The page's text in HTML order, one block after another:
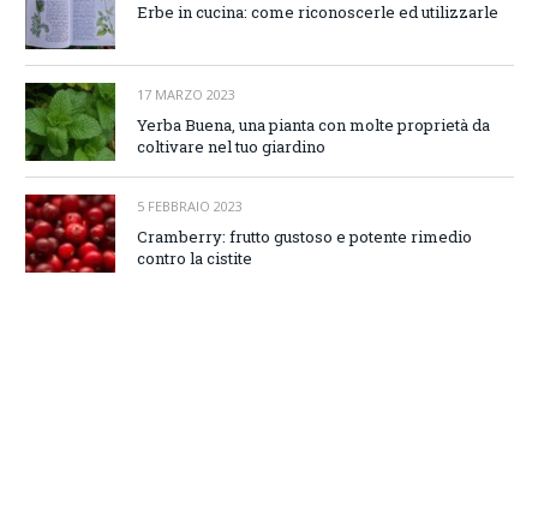
Erbe in cucina: come riconoscerle ed utilizzarle
17 MARZO 2023
Yerba Buena, una pianta con molte proprietà da
coltivare nel tuo giardino
5 FEBBRAIO 2023
Cramberry: frutto gustoso e potente rimedio
contro la cistite